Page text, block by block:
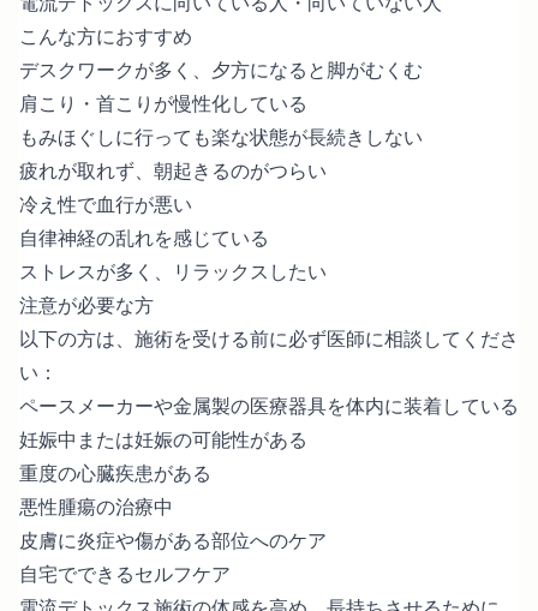
こんな方におすすめ
デスクワークが多く、夕方になると脚がむくむ
肩こり・首こりが慢性化している
もみほぐしに行っても楽な状態が長続きしない
疲れが取れず、朝起きるのがつらい
冷え性で血行が悪い
自律神経の乱れを感じている
ストレスが多く、リラックスしたい
注意が必要な方
以下の方は、施術を受ける前に必ず医師に相談してくださ
い：
ペースメーカーや金属製の医療器具を体内に装着している
妊娠中または妊娠の可能性がある
重度の心臓疾患がある
悪性腫瘍の治療中
皮膚に炎症や傷がある部位へのケア
自宅でできるセルフケア